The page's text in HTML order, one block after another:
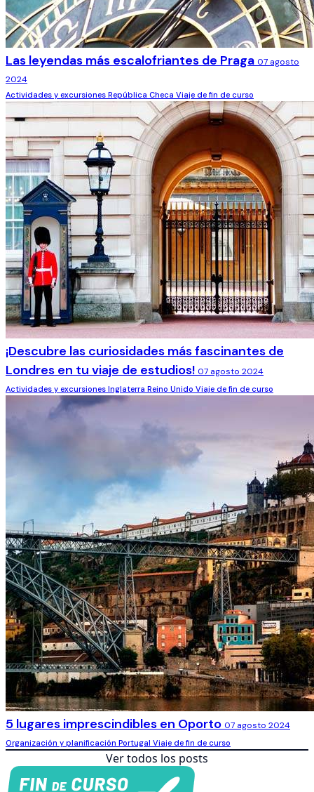
Las leyendas más escalofriantes de Praga 07 agosto
2024
Actividades y excursiones República Checa Viaje de fin de curso
¡Descubre las curiosidades más fascinantes de
Londres en tu viaje de estudios! 07 agosto 2024
Actividades y excursiones Inglaterra Reino Unido Viaje de fin de curso
5 lugares imprescindibles en Oporto 07 agosto 2024
Organización y planificación Portugal Viaje de fin de curso
Ver todos los posts